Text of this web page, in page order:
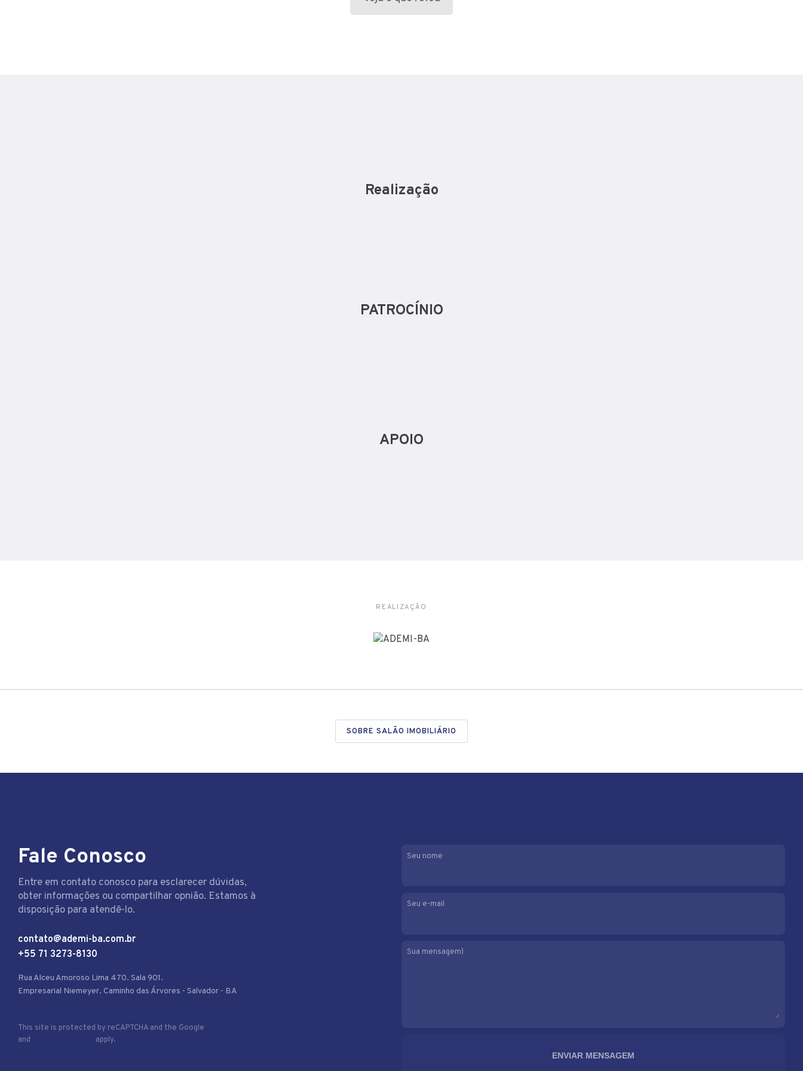
Realização
PATROCÍNIO
APOIO
REALIZAÇÃO
SOBRE SALÃO IMOBILIÁRIO
Fale Conosco
Entre em contato conosco para esclarecer dúvidas,
obter informações ou compartilhar opnião. Estamos à
disposição para atendê-lo.
contato@ademi-ba.com.br
+55 71 3273-8130
Rua Alceu Amoroso Lima 470. Sala 901.
Empresarial Niemeyer. Caminho das Árvores - Salvador - BA
This site is protected by reCAPTCHA and the Google
and
apply.
Seu nome
Seu e-mail
Sua mensagem)